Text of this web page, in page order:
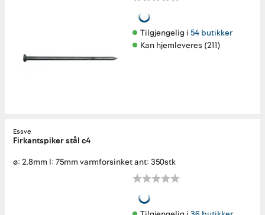
Tilgjengelig i 54 butikker
Kan hjemleveres (211)
Essve
Firkantspiker stål c4
ø: 2.8mm l: 75mm varmforsinket ant: 350stk